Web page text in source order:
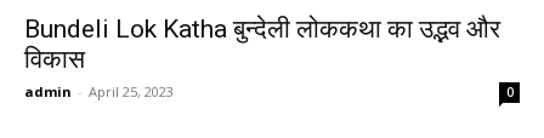
Bundeli Lok Katha बुन्देली लोककथा का उद्भव और
विकास
admin - April 25, 2023 0